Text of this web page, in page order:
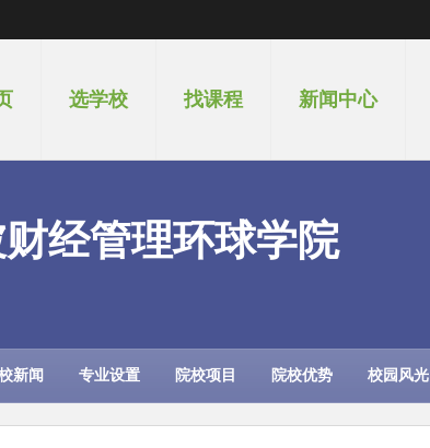
选学校 找课程 新闻中心
经管理环球学院
新闻 专业设置 院校项目 院校优势 校园风光